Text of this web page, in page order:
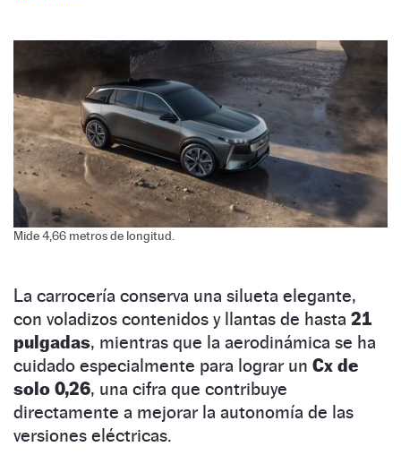
Mide 4,66 metros de longitud.
La carrocería conserva una silueta elegante,
con voladizos contenidos y llantas de hasta 21
pulgadas, mientras que la aerodinámica se ha
cuidado especialmente para lograr un Cx de
solo 0,26, una cifra que contribuye
directamente a mejorar la autonomía de las
versiones eléctricas.